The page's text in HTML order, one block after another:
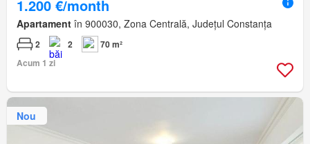
1.200 €/month
Apartament în 900030, Zona Centrală, Județul Constanța
2 2
70 m²
Acum 1 zi
Nou